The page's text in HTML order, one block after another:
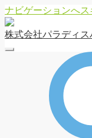
ナビゲーションへス
株式会社パラディ ス